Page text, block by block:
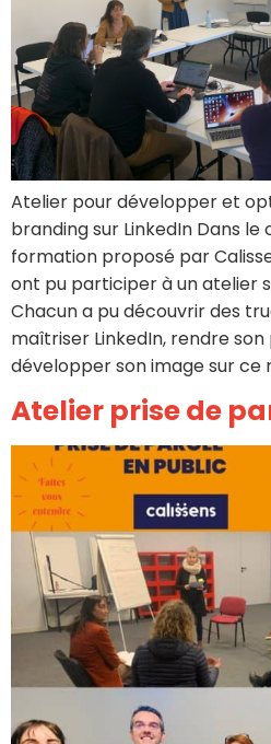
Atelier pour développer et
branding sur LinkedIn Dans
formation proposé par
ont pu participer à un atelier
Chacun a pu découvrir des
maîtriser LinkedIn, rendre
développer son image sur ce
Atelier prise de